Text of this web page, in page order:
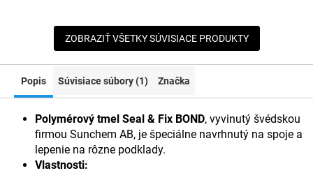
ZOBRAZIŤ VŠETKY SÚVISIACE PRODUKTY
Popis Súvisiace súbory (1) Značka
Polymérový tmel Seal & Fix BOND, vyvinutý švédskou
firmou Sunchem AB, je špeciálne navrhnutý na spoje a
lepenie na rôzne podklady.
Vlastnosti: